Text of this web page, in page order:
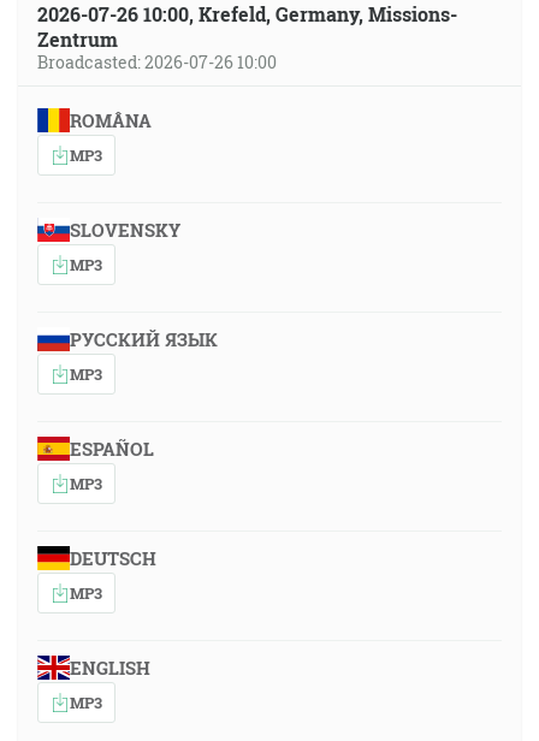
2026-07-26 10:00, Krefeld, Germany, Missions-
Zentrum
Broadcasted: 2026-07-26 10:00
ROMÂNA
MP3
SLOVENSKY
MP3
РУССКИЙ ЯЗЫК
MP3
ESPAÑOL
MP3
DEUTSCH
MP3
ENGLISH
MP3